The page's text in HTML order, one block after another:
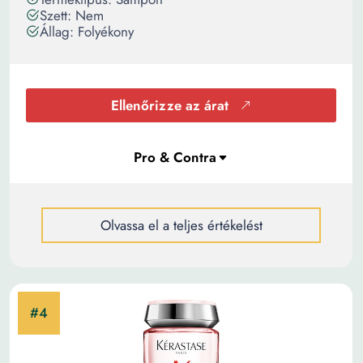
Szett: Nem
Állag: Folyékony
Ellenőrizze az árat
Olvassa el a teljes értékelést